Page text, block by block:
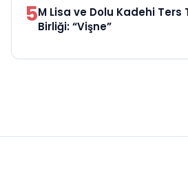
5M Lisa ve Dolu Kadehi Ters
Birliği: “Vişne”